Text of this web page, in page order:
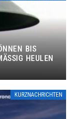
BIS
HEULEN
KURZNACHRICHTEN